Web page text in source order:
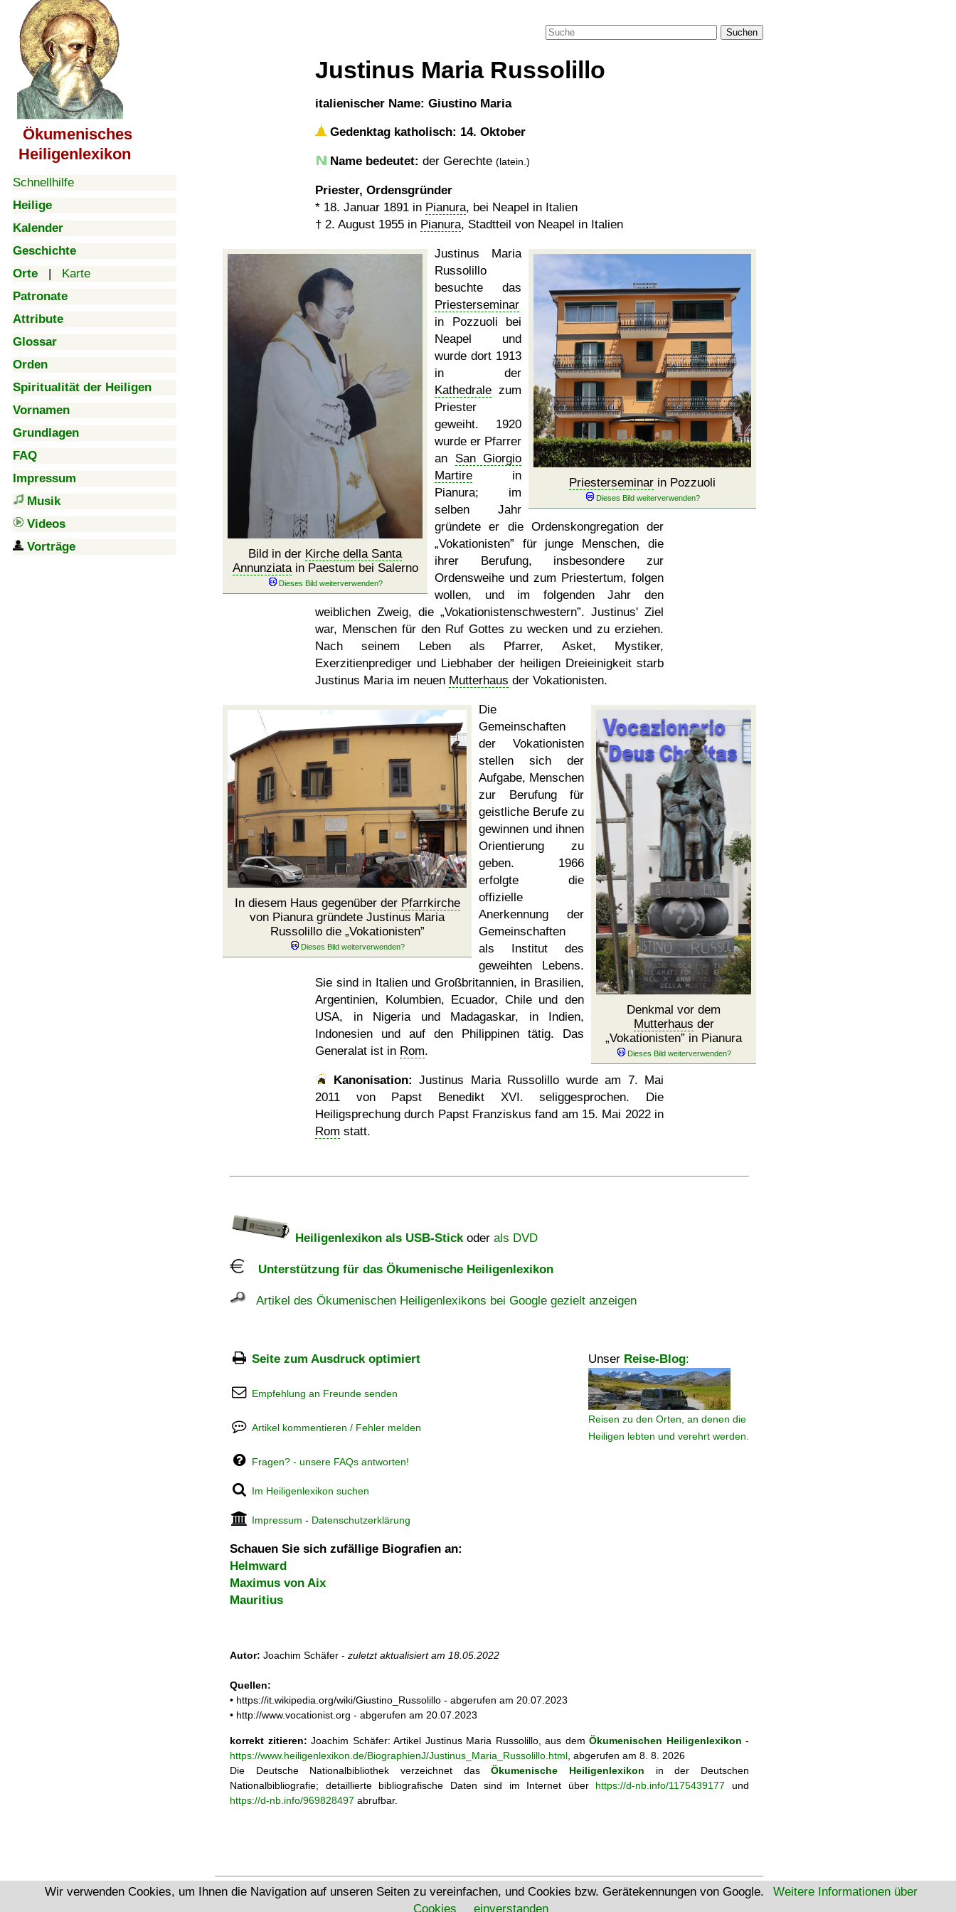
Ökumenisches
Heiligenlexikon
Schnellhilfe
Heilige
Kalender
Geschichte
Orte | Karte
Patronate
Attribute
Glossar
Orden
Spiritualität der Heiligen
Vornamen
Grundlagen
FAQ
Impressum
Musik
Videos
Vorträge
Suchen
Justinus Maria Russolillo
italienischer Name: Giustino Maria
Gedenktag katholisch: 14. Oktober
Name bedeutet: der Gerechte (latein.)
Priester, Ordensgründer
* 18. Januar 1891 in Pianura, bei Neapel in Italien
† 2. August 1955 in Pianura, Stadtteil von Neapel in Italien
Bild in der Kirche della Santa
Annunziatain Paestum bei Salerno
Priesterseminar in Pozzuoli
Justinus Maria
Russolillo
besuchte das
Priesterseminar
in Pozzuoli bei
Neapel und
wurde dort 1913
in der
Kathedrale zum
Priester
geweiht. 1920
wurde er Pfarrer
an San Giorgio
Martire in
Pianura; im
selben Jahr
gründete er die Ordenskongregation der
Vokationisten
für junge Menschen, die
ihrer Berufung, insbesondere zur
Ordensweihe und zum Priestertum, folgen
wollen, und im folgenden Jahr den
weiblichen Zweig, die
Vokationistenschwestern . Justinus' Ziel
war, Menschen für den Ruf Gottes zu wecken und zu erziehen.
Nach seinem Leben als Pfarrer, Asket, Mystiker,
Exerzitienprediger und Liebhaber der heiligen Dreieinigkeit starb
Justinus Maria im neuen Mutterhaus der Vokationisten.
In diesem Haus gegenüber der Pfarrkirche
von Pianura gründete Justinus Maria
Russolillo die Vokationisten
Denkmal vor dem
Mutterhaus der
Vokationisten
in Pianura
Die
Gemeinschaften
der Vokationisten
stellen sich der
Aufgabe, Menschen
zur Berufung für
geistliche Berufe zu
gewinnen und ihnen
Orientierung zu
geben. 1966
erfolgte die
offizielle
Anerkennung der
Gemeinschaften
als Institut des
geweihten Lebens.
Sie sind in Italien und Großbritannien, in Brasilien,
Argentinien, Kolumbien, Ecuador, Chile und den
USA, in Nigeria und Madagaskar, in Indien,
Indonesien und auf den Philippinen tätig. Das
Generalat ist in Rom.
Kanonisation: Justinus Maria Russolillo wurde am 7. Mai
2011 von Papst Benedikt XVI. seliggesprochen. Die
Heiligsprechung durch Papst Franziskus fand am 15. Mai 2022in
Rom statt.
Heiligenlexikon als USB-Stickoder als DVD
Unterstützung für das Ökumenische Heiligenlexikon
Artikel des Ökumenischen Heiligenlexikons bei Google gezielt anzeigen
Seite zum Ausdruck optimiert Unser Reise-Blog:
Reisen zu den Orten, an denen die
Heiligen lebten und verehrt werden.
Empfehlung an Freunde senden
Artikel kommentieren / Fehler melden
Fragen? - unsere FAQs antworten!
Im Heiligenlexikon suchen
Impressum - Datenschutzerklärung
Schauen Sie sich zufällige Biografien an:
Helmward
Maximus von Aix
Mauritius
Autor: Joachim Schäfer - zuletzt aktualisiert am 18.05.2022
Quellen:
• https://it.wikipedia.org/wiki/Giustino_Russolillo - abgerufen am 20.07.2023
• http://www.vocationist.org - abgerufen am 20.07.2023
korrekt zitieren: Joachim Schäfer: Artikel Justinus Maria Russolillo, aus dem Ökumenischen Heiligenlexikon -
https://www.heiligenlexikon.de/BiographienJ/Justinus_Maria_Russolillo.html , abgerufen am 8. 8. 2026
Die Deutsche Nationalbibliothek verzeichnet dasÖkumenische Heiligenlexikon in der Deutschen
Nationalbibliografie; detaillierte bibliografische Daten sind im Internet über https://d-nb.info/1175439177 und
https://d-nb.info/969828497 abrufbar.
Ökumenisches Heiligenlexikon
Wir verwenden Cookies, um Ihnen die Navigation auf unseren Seiten zu vereinfachen, und Cookies bzw. Gerätekennungen von Google.
Weitere Informationen über
Cookies
einverstanden